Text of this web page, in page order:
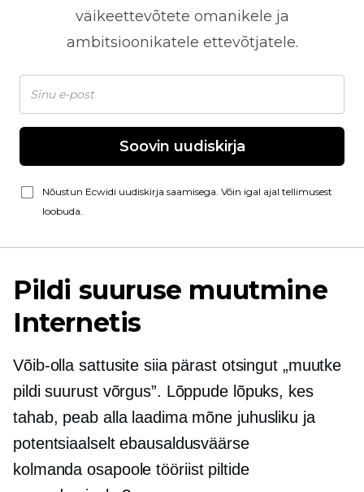
väikeettevõtete omanikele ja
ambitsioonikatele ettevõtjatele.
Soovin uudiskirja
Nõustun Ecwidi uudiskirja saamisega. Võin igal ajal tellimusest
loobuda.
Pildi suuruse muutmine
Internetis
Võib-olla sattusite siia pärast otsingut „muutke
pildi suurust võrgus”. Lõppude lõpuks, kes
tahab, peab alla laadima mõne juhusliku ja
potentsiaalselt ebausaldusväärse
kolmanda osapoole tööriist piltide